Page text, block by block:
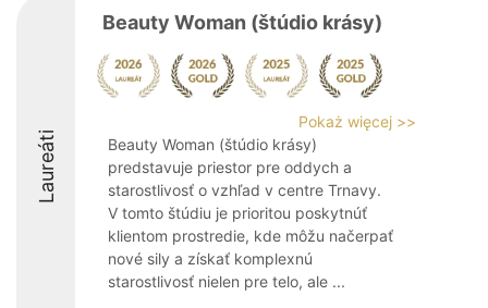
Laureáti
Beauty Woman (štúdio krásy)
Pokaż więcej >>
Beauty Woman (štúdio krásy)
predstavuje priestor pre oddych a
starostlivosť o vzhľad v centre Trnavy.
V tomto štúdiu je prioritou poskytnúť
klientom prostredie, kde môžu načerpať
nové sily a získať komplexnú
starostlivosť nielen pre telo, ale ...